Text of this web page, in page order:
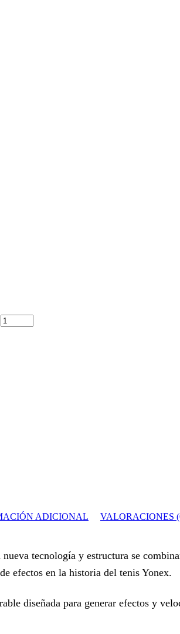
ADICIONAL VALORACIONES
tecnología y estructura se
efectos en la historia del tenis Yonex.
diseñada para generar efectos y